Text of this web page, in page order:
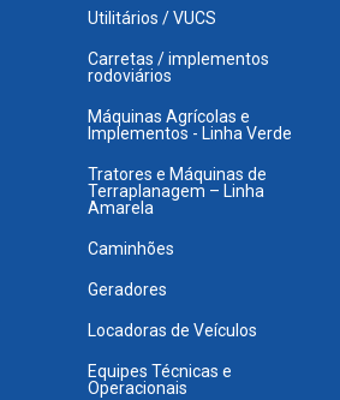
Utilitários / VUCS
Carretas / implementos
rodoviários
Máquinas Agrícolas e
Implementos - Linha Verde
Tratores e Máquinas de
Terraplanagem – Linha
Amarela
Caminhões
Geradores
Locadoras de Veículos
Equipes Técnicas e
Operacionais